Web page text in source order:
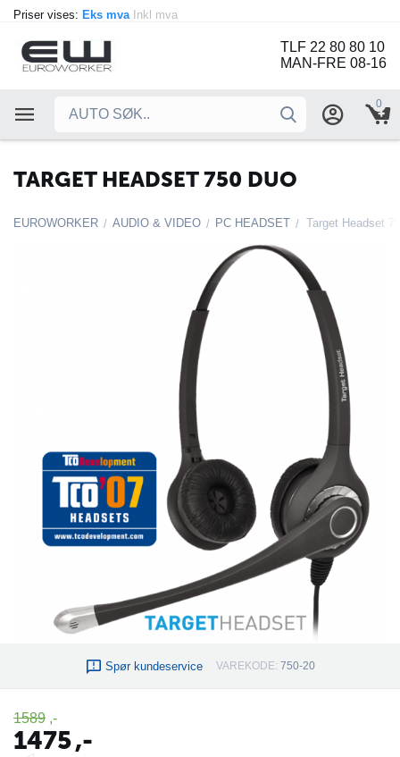
Priser vises: Eks mva Inkl mva
TLF 22 80 80 10
MAN-FRE 08-16
0
TARGET HEADSET 750 DUO
EUROWORKER / AUDIO & VIDEO / PC HEADSET / Target Headset
Spør kundeservice VAREKODE: 750-20
1589 ,-
1475,-